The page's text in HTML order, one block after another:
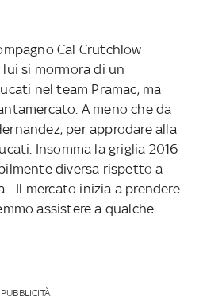
Cal Crutchlow
si mormora di un
nel team Pramac, ma
A meno che da
per approdare alla
Insomma la griglia 2016
diversa rispetto a
Il mercato inizia a prendere
assistere a qualche
PUBBLICITÀ